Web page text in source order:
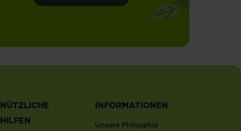
NÜTZLICHE
HILFEN
INFORMATIONEN
Unsere Philosphie